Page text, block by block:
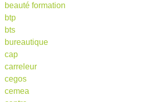
beauté formation
btp
bts
bureautique
cap
carreleur
cegos
cemea